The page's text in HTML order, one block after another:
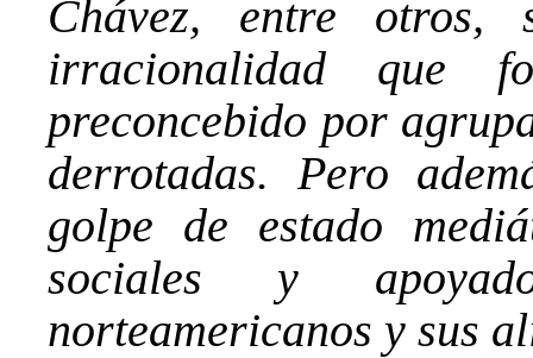
Chávez, entre otros,
irracionalidad que
preconcebido por
derrotadas. Pero
golpe de estado
sociales y
norteamericanos y sus